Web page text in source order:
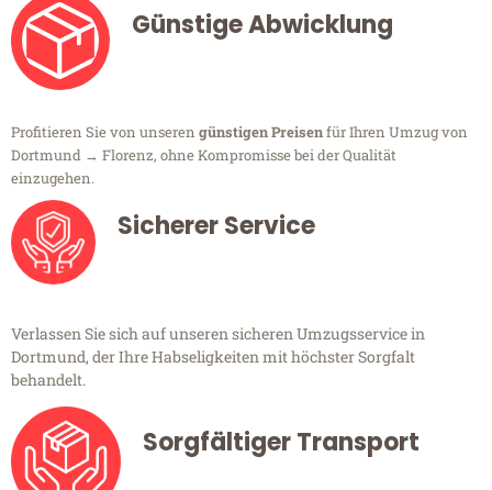
Günstige Abwicklung
Profitieren Sie von unseren günstigen Preisenfür Ihren Umzug von
Dortmund → Florenz, ohne Kompromisse bei der Qualität
einzugehen.
Sicherer Service
Verlassen Sie sich auf unseren sicheren Umzugsservice in
Dortmund, der Ihre Habseligkeiten mit höchster Sorgfalt
behandelt.
Sorgfältiger Transport